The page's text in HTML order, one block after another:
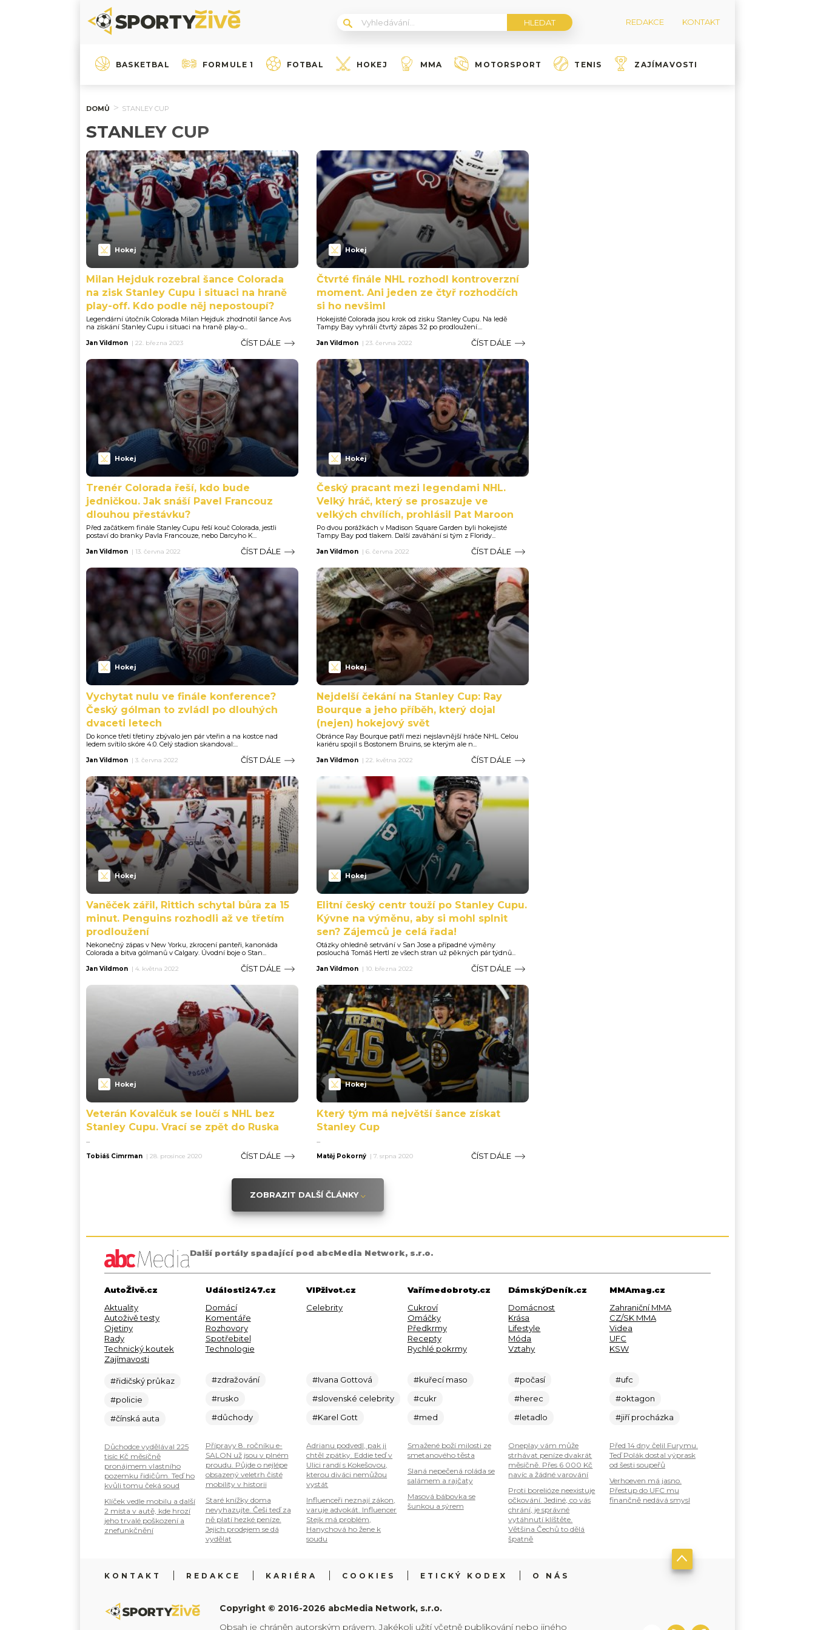
REDAKCE KONTAKT
BASKETBAL FORMULE 1 FOTBAL HOKEJ MMA MOTORSPORT TENIS ZAJÍMAVOSTI
DOMŮ STANLEY CUP
STANLEY CUP
Hokej
Milan Hejduk rozebral šance Colorada
na zisk Stanley Cupu i situaci na hraně
play-off. Kdo podle něj nepostoupí?
Legendární útočník Colorada Milan Hejduk zhodnotil šance Avs
na získání Stanley Cupu i situaci na hraně play-o...
Jan Vildmon | 22. března 2023 ČÍST DÁLE
Hokej
Čtvrté finále NHL rozhodl kontroverzní
moment. Ani jeden ze čtyř rozhodčích
si ho nevšiml
Hokejisté Colorada jsou krok od zisku Stanley Cupu. Na ledě
Tampy Bay vyhráli čtvrtý zápas 3:2 po prodloužení....
Jan Vildmon | 23. června 2022 ČÍST DÁLE
Hokej
Trenér Colorada řeší, kdo bude
jedničkou. Jak snáší Pavel Francouz
dlouhou přestávku?
Před začátkem finále Stanley Cupu řeší kouč Colorada, jestli
postaví do branky Pavla Francouze, nebo Darcyho K...
Jan Vildmon | 13. června 2022 ČÍST DÁLE
Hokej
Český pracant mezi legendami NHL.
Velký hráč, který se prosazuje ve
velkých chvílích, prohlásil Pat Maroon
Po dvou porážkách v Madison Square Garden byli hokejisté
Tampy Bay pod tlakem. Další zaváhání si tým z Floridy...
Jan Vildmon | 6. června 2022 ČÍST DÁLE
Hokej
Vychytat nulu ve finále konference?
Český gólman to zvládl po dlouhých
dvaceti letech
Do konce třetí třetiny zbývalo jen pár vteřin a na kostce nad
ledem svítilo skóre 4:0. Celý stadion skandoval:...
Jan Vildmon | 3. června 2022 ČÍST DÁLE
Hokej
Nejdelší čekání na Stanley Cup: Ray
Bourque a jeho příběh, který dojal
(nejen) hokejový svět
Obránce Ray Bourque patří mezi nejslavnější hráče NHL. Celou
kariéru spojil s Bostonem Bruins, se kterým ale n...
Jan Vildmon | 22. května 2022 ČÍST DÁLE
Hokej
Vaněček zářil, Rittich schytal bůra za 15
minut. Penguins rozhodli až ve třetím
prodloužení
Nekonečný zápas v New Yorku, zkrocení panteři, kanonáda
Colorada a bitva gólmanů v Calgary. Úvodní boje o Stan...
Jan Vildmon | 4. května 2022 ČÍST DÁLE
Hokej
Elitní český centr touží po Stanley Cupu.
Kývne na výměnu, aby si mohl splnit
sen? Zájemců je celá řada!
Otázky ohledně setrvání v San Jose a případné výměny
poslouchá Tomáš Hertl ze všech stran už pěkných pár týdnů...
Jan Vildmon | 10. března 2022 ČÍST DÁLE
Hokej
Veterán Kovalčuk se loučí s NHL bez
Stanley Cupu. Vrací se zpět do Ruska
...
Tobiáš Cimrman | 28. prosince 2020 ČÍST DÁLE
Hokej
Který tým má největší šance získat
Stanley Cup
...
Matěj Pokorný | 7. srpna 2020 ČÍST DÁLE
ZOBRAZIT DALŠÍ ČLÁNKY
Další portály spadající pod abcMedia Network, s.r.o.
AutoŽivě.cz
Aktuality
Autoživě testy
Ojetiny
Rady
Technický koutek
Zajímavosti
#řidičský průkaz
#policie
#čínská auta
Důchodce vydělával 225
tisíc Kč měsíčně
pronájmem vlastního
pozemku řidičům. Teď ho
kvůli tomu čeká soud
Klíček vedle mobilu a další
2 místa v autě, kde hrozí
jeho trvalé poškození a
znefunkčnění
Události247.cz
Domácí
Komentáře
Rozhovory
Spotřebitel
Technologie
#zdražování
#rusko
#důchody
Přípravy 8. ročníku e-
SALON už jsou v plném
proudu. Půjde o nejlépe
obsazený veletrh čisté
mobility v historii
Staré knížky doma
nevyhazujte. Češi teď za
ně platí hezké peníze.
Jejich prodejem se dá
vydělat
VIPživot.cz
Celebrity
#Ivana Gottová
#slovenské celebrity
#Karel Gott
Adrianu podvedl, pak ji
chtěl zpátky. Eddie teď v
Ulici randí s Kokešovou,
kterou diváci nemůžou
vystát
Influenceři neznají zákon,
varuje advokát. Influencer
Stejk má problém,
Hanychová ho žene k
soudu
Vařímedobroty.cz
Cukroví
Omáčky
Předkrmy
Recepty
Rychlé pokrmy
#kuřecí maso
#cukr
#med
Smažené boží milosti ze
smetanového těsta
Slaná nepečená roláda se
salámem a rajčaty
Masová bábovka se
šunkou a sýrem
DámskýDeník.cz
Domácnost
Krása
Lifestyle
Móda
Vztahy
#počasí
#herec
#letadlo
Oneplay vám může
strhávat peníze dvakrát
měsíčně. Přes 6 000 Kč
navíc a žádné varování
Proti borelióze neexistuje
očkování. Jediné, co vás
chrání, je správné
vytáhnutí klíštěte.
Většina Čechů to dělá
špatně
MMAmag.cz
Zahraniční MMA
CZ/SK MMA
Videa
UFC
KSW
#ufc
#oktagon
#jiří procházka
Před 14 dny čelil Furymu.
Teď Polák dostal výprask
od šesti soupeřů
Verhoeven má jasno.
Přestup do UFC mu
finančně nedává smysl
KONTAKT REDAKCE KARIÉRA COOKIES ETICKÝ KODEX O NÁS
Copyright © 2016-2026 abcMedia Network, s.r.o.
Obsah je chráněn autorským právem. Jakékoli užití včetně publikování nebo jiného